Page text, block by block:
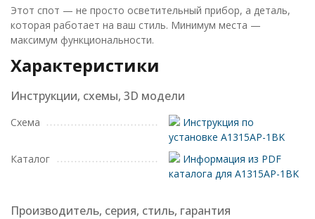
Этот спот — не просто осветительный прибор, а деталь,
которая работает на ваш стиль. Минимум места —
максимум функциональности.
Характеристики
Инструкции, схемы, 3D модели
Схема
Инструкция по
установке A1315AP-1BK
Каталог
Информация из PDF
каталога для A1315AP-1BK
Производитель, серия, стиль, гарантия